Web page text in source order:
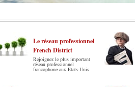
Le réseau professionnel
French District
Rejoignez le plus important
réseau professionnel
francophone aux Etats-Unis.